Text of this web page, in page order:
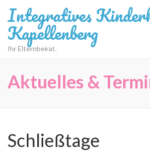
Inhalt
springen
(Eingabetaste
drücken)
Integratives
Kapellenberg
Ihr Elternbeirat.
Aktuelles &
Schließtage